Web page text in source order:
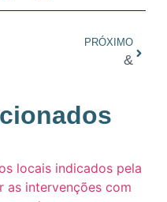
PRÓXIMO
&